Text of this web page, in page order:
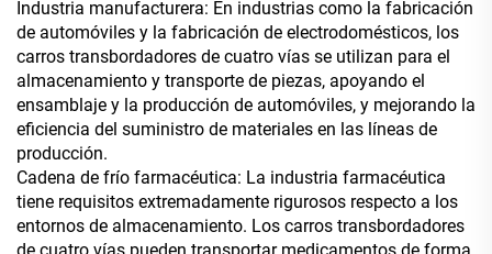
Industria manufacturera: En industrias como la fabricación
de automóviles y la fabricación de electrodomésticos, los
carros transbordadores de cuatro vías se utilizan para el
almacenamiento y transporte de piezas, apoyando el
ensamblaje y la producción de automóviles, y mejorando la
eficiencia del suministro de materiales en las líneas de
producción.
Cadena de frío farmacéutica: La industria farmacéutica
tiene requisitos extremadamente rigurosos respecto a los
entornos de almacenamiento. Los carros transbordadores